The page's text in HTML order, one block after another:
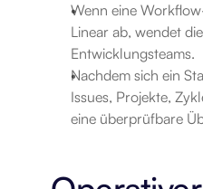
Wenn eine
Linear ab, wendet
Entwicklungsteams.
Nachdem sich ein
Issues, Projekte,
eine überprüfbare